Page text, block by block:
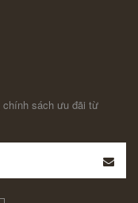
chính sách ưu đãi từ